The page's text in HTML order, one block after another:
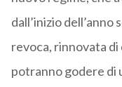
dall’inizio dell’anno
revoca, rinnovata
potranno godere di